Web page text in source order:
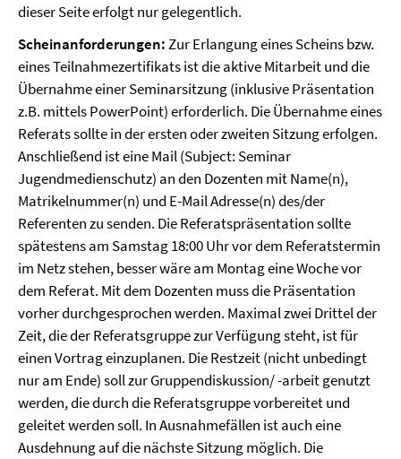
dieser Seite erfolgt nur gelegentlich.
Scheinanforderungen:Zur Erlangung eines Scheins bzw.
eines Teilnahmezertifikats ist die aktive Mitarbeit und die
Übernahme einer Seminarsitzung (inklusive Präsentation
z.B. mittels PowerPoint) erforderlich. Die Übernahme eines
Referats sollte in der ersten oder zweiten Sitzung erfolgen.
Anschließend ist eine Mail (Subject: Seminar
Jugendmedienschutz) an den Dozenten mit Name(n),
Matrikelnummer(n) und E-Mail Adresse(n) des/der
Referenten zu senden. Die Referatspräsentation sollte
spätestens am Samstag 18:00 Uhr vor dem Referatstermin
im Netz stehen, besser wäre am Montag eine Woche vor
dem Referat. Mit dem Dozenten muss die Präsentation
vorher durchgesprochen werden. Maximal zwei Drittel der
Zeit, die der Referatsgruppe zur Verfügung steht, ist für
einen Vortrag einzuplanen. Die Restzeit (nicht unbedingt
nur am Ende) soll zur Gruppendiskussion/ -arbeit genutzt
werden, die durch die Referatsgruppe vorbereitet und
geleitet werden soll. In Ausnahmefällen ist auch eine
Ausdehnung auf die nächste Sitzung möglich. Die